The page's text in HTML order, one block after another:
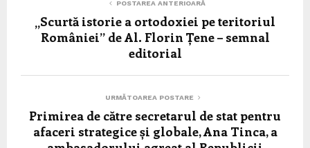
POSTAREA ANTERIOARĂ
„Scurtă istorie a ortodoxiei pe teritoriul
României” de Al. Florin Țene – semnal
editorial
URMĂTOAREA POSTARE
Primirea de către secretarul de stat pentru
afaceri strategice și globale, Ana Tinca, a